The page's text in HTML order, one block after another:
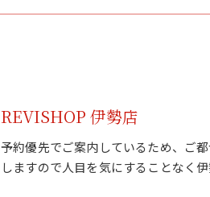
REVISHOP 伊勢店
予約優先でご案内しているため、ご
しますので人目を気にすることなく